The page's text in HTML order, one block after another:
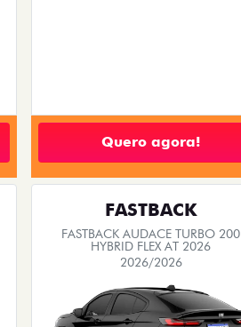
Quero agora!
FASTBACK
FASTBACK AUDACE TURBO 200
HYBRID FLEX AT 2026
2026/2026